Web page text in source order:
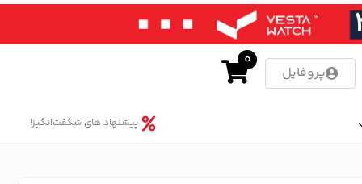
پروفایل
0
پیشنهاد های شگفت‌انگیز!